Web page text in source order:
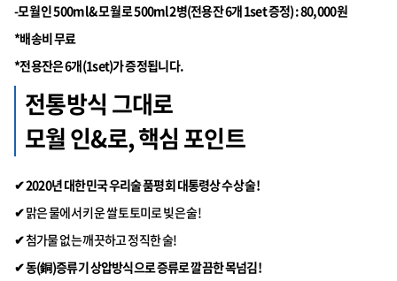
-모월 인 500ml & 모월 로 500ml 2병(전용잔 6개 1set 증정) : 80,000원
*배송비 무료
*전용잔은 6개(1set)가 증정됩니다.
전통방식 그대로
모월 인&로, 핵심 포인트
✔ 2020년 대한민국 우리술 품평회 대통령상 수상 술!
✔맑은 물에서 키운 쌀 토토미로 빚은 술!
✔첨가물 없는 깨끗하고 정직한 술!
✔ 동(銅)증류기 상압방식으로 증류로 깔끔한 목넘김!